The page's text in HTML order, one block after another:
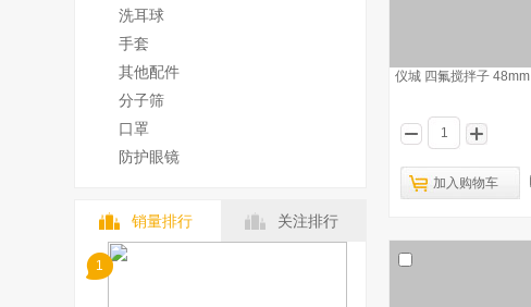
洗耳球
手套
其他配件
分子筛
口罩
防护眼镜
销量排行 关注排行
1
仪城 四氟搅拌子 48mm
加入购物车